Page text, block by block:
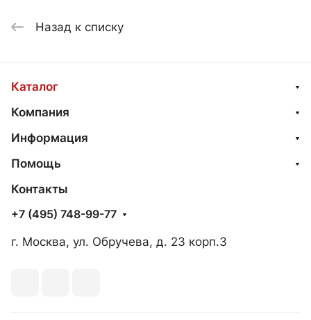
Назад к списку
Каталог
Компания
Информация
Помощь
Контакты
+7 (495) 748-99-77
г. Москва, ул. Обручева, д. 23 корп.3